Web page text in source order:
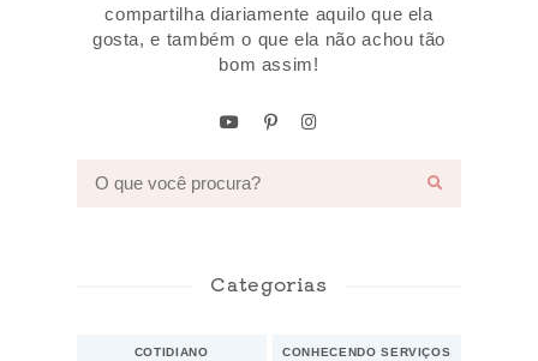
compartilha diariamente aquilo que ela
gosta, e também o que ela não achou tão
bom assim!
Categorias
COTIDIANO CONHECENDO SERVIÇOS